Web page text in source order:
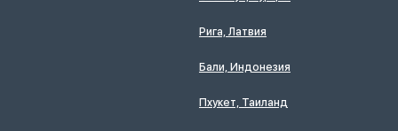
Рига, Латвия
Бали, Индонезия
Пхукет, Таиланд